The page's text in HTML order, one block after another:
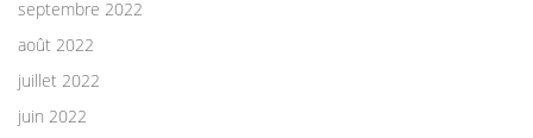
septembre 2022
août 2022
juillet 2022
juin 2022